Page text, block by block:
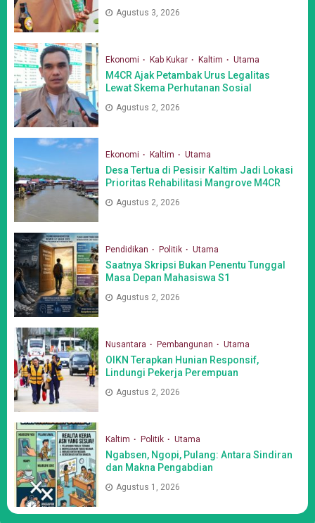
Agustus 3, 2026
Ekonomi Kab Kukar Kaltim Utama
M4CR Ajak Petambak Urus Legalitas
Lewat Skema Perhutanan Sosial
Agustus 2, 2026
Ekonomi Kaltim Utama
Desa Tertua di Pesisir Kaltim Jadi Lokasi
Prioritas Rehabilitasi Mangrove M4CR
Agustus 2, 2026
Pendidikan Politik Utama
Saatnya Skripsi Bukan Penentu Tunggal
Masa Depan Mahasiswa S1
Agustus 2, 2026
Nusantara Pembangunan Utama
OIKN Terapkan Hunian Responsif,
Lindungi Pekerja Perempuan
Agustus 2, 2026
Kaltim Politik Utama
Ngabsen, Ngopi, Pulang: Antara Sindiran
dan Makna Pengabdian
Agustus 1, 2026